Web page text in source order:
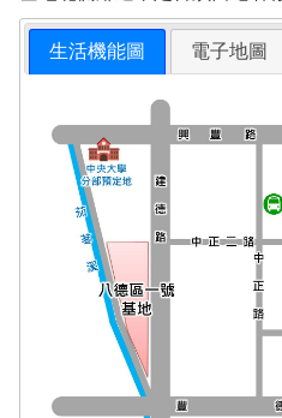
生活機能圖 電子地圖